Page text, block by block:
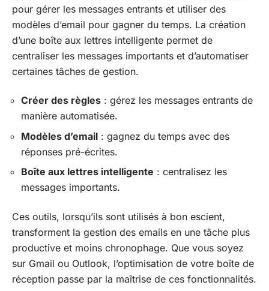
pour gérer les messages entrants et utiliser des
modèles d’email pour gagner du temps. La création
d’une boîte aux lettres intelligente permet de
centraliser les messages importants et d’automatiser
certaines tâches de gestion.
Créer des règles : gérez les messages entrants de
manière automatisée.
Modèles d’email : gagnez du temps avec des
réponses pré-écrites.
Boîte aux lettres intelligente : centralisez les
messages importants.
Ces outils, lorsqu’ils sont utilisés à bon escient,
transforment la gestion des emails en une tâche plus
productive et moins chronophage. Que vous soyez
sur Gmail ou Outlook, l’optimisation de votre boîte de
réception passe par la maîtrise de ces fonctionnalités.